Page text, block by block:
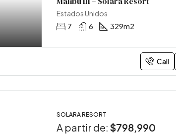
Estados Unidos
7
6 329m2
Call
SOLARA RESORT
A partir de: $798,990